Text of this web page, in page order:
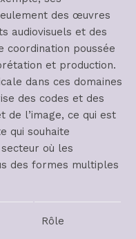
des œuvres
audiovisuels et des
coordination poussée
et production.
dans ces domaines
des codes et des
de l’image, ce qui est
qui souhaite
où les
des formes multiples
Rôle